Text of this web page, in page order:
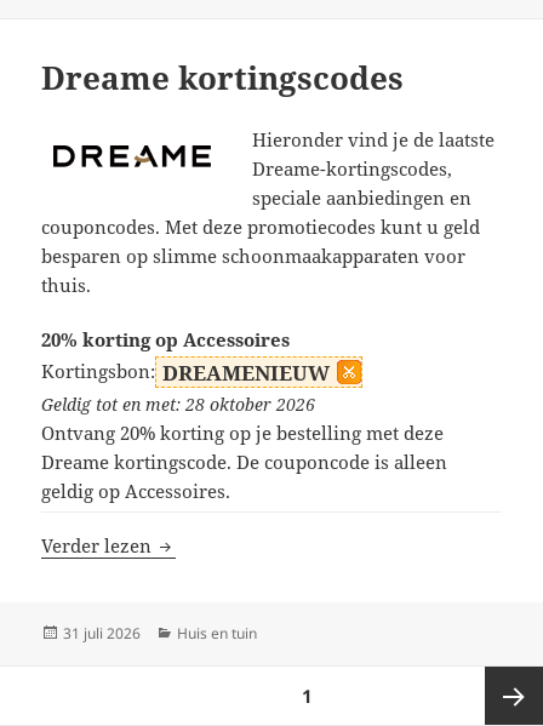
Dreame kortingscodes
Hieronder vind je de laatste
Dreame-kortingscodes,
speciale aanbiedingen en
couponcodes. Met deze promotiecodes kunt u geld
besparen op slimme schoonmaakapparaten voor
thuis.
20% korting op Accessoires
Kortingsbon: DREAMENIEUW
Geldig tot en met: 28 oktober 2026
Ontvang 20% korting op je bestelling met deze
Dreame kortingscode. De couponcode is alleen
geldig op Accessoires.
Verder lezen Dreame kortingscodes
Geplaatst
31 juli 2026 Categorieën
Huis en tuin
1